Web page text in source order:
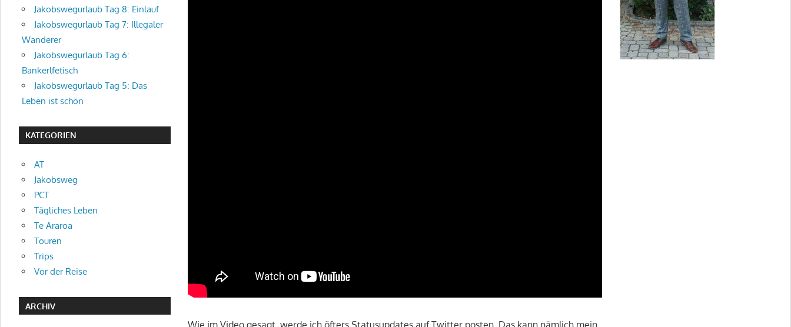
Jakobswegurlaub Tag 8: Einlauf
Jakobswegurlaub Tag 7: Illegaler
Wanderer
Jakobswegurlaub Tag 6:
Bankerlfetisch
Jakobswegurlaub Tag 5: Das
Leben ist schön
KATEGORIEN
AT
Jakobsweg
PCT
Tägliches Leben
Te Araroa
Touren
Trips
Vor der Reise
ARCHIV